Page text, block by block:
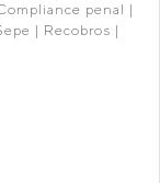
penal |
| Recobros |